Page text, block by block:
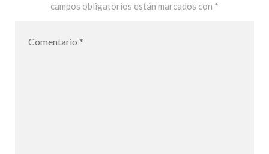
campos obligatorios están marcados con *